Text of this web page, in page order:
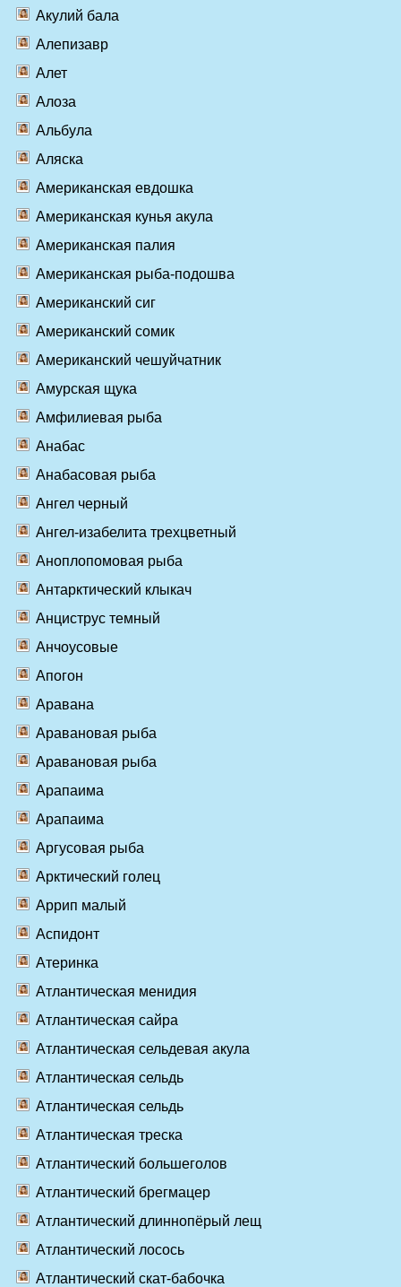
Акулий бала
Алепизавр
Алет
Алоза
Альбула
Аляска
Американская евдошка
Американская кунья акула
Американская палия
Американская рыба-подошва
Американский сиг
Американский сомик
Американский чешуйчатник
Амурская щука
Амфилиевая рыба
Анабас
Анабасовая рыба
Ангел черный
Ангел-изабелита трехцветный
Аноплопомовая рыба
Антарктический клыкач
Анциструс темный
Анчоусовые
Апогон
Аравана
Аравановая рыба
Аравановая рыба
Арапаима
Арапаима
Аргусовая рыба
Арктический голец
Аррип малый
Аспидонт
Атеринка
Атлантическая менидия
Атлантическая сайра
Атлантическая сельдевая акула
Атлантическая сельдь
Атлантическая сельдь
Атлантическая треска
Атлантический большеголов
Атлантический брегмацер
Атлантический длиннопёрый лещ
Атлантический лосось
Атлантический скат-бабочка